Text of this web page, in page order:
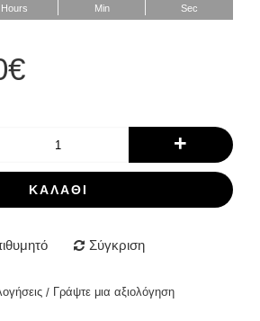
Hours Min Sec
+
ΚΑΛΆΘΙ
Σύγκριση
/ Γράψτε μια αξιολόγηση